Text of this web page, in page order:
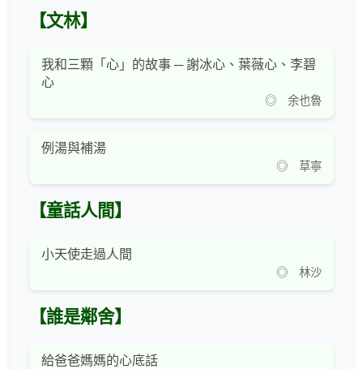
【文林】
我和三顆「心」的故事 ─ 謝冰心、葉薇心、李碧
心
◎ 余也魯
例湯與補湯
◎ 草寧
【童話人間】
小天使走過人間
◎ 林沙
【誰是鄰舍】
給爸爸媽媽的心底話